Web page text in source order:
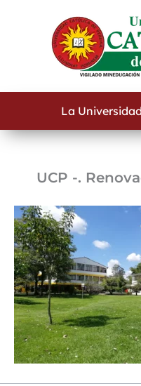
La Universidad
UCP -.